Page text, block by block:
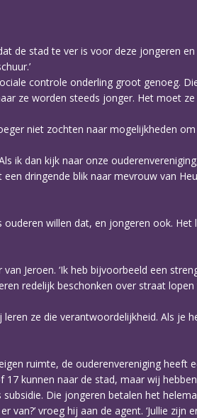
de stad te ver is voor deze jongeren
controle onderling groot genoeg.
ze worden steeds jonger. Het moet
niet zochten naar mogelijkheden
ik dan kijk naar onze
dringende blik naar mevrouw van
willen dat, en jongeren ook.
Jeroen. ‘Ik heb bijvoorbeeld een
redelijk beschonken over straat lopen
leren ze die verantwoordelijkheid. Als
ruimte, de ouderenvereniging
kunnen naar de stad, maar wij hebben
Die jongeren betalen het
vroeg hij aan de agent. ‘Jullie zijn